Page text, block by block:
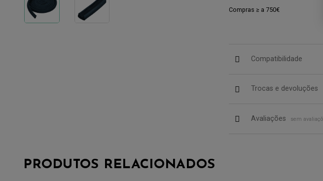
Compras ≥ a 750€
Compatibilidade
Trocas e devoluções
Avaliações sem
PRODUTOS RELACIONADOS